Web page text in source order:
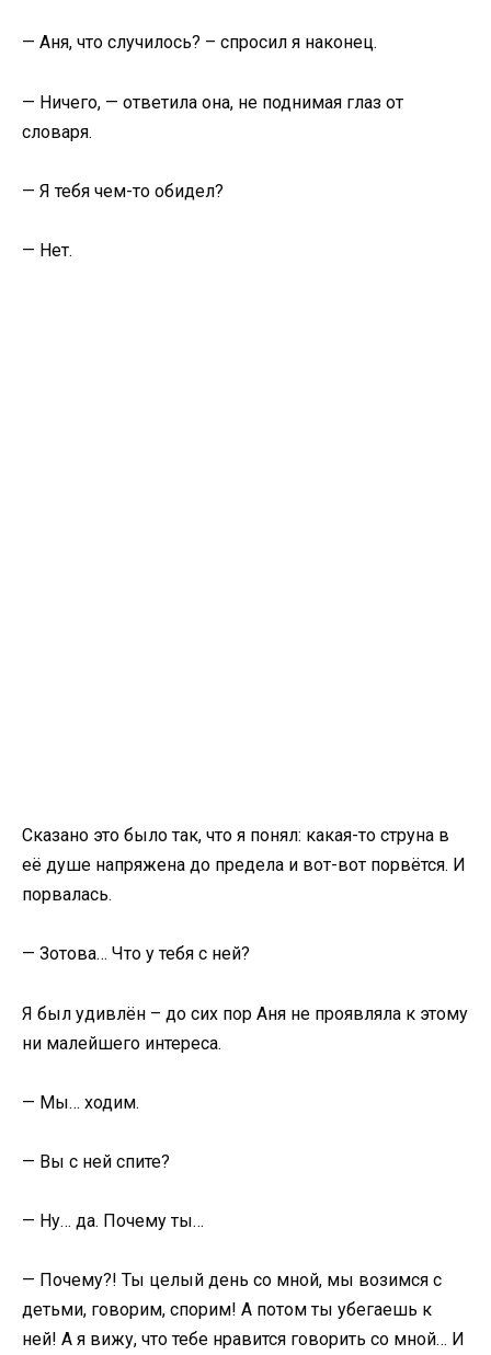
— Аня, что случилось? – спросил я наконец.
— Ничего, — ответила она, не поднимая глаз от
словаря.
— Я тебя чем-то обидел?
— Нет.
Сказано это было так, что я понял: какая-то струна в
её душе напряжена до предела и вот-вот порвётся. И
порвалась.
— Зотова… Что у тебя с ней?
Я был удивлён – до сих пор Аня не проявляла к этому
ни малейшего интереса.
— Мы… ходим.
— Вы с ней спите?
— Ну… да. Почему ты…
— Почему?! Ты целый день со мной, мы возимся с
детьми, говорим, спорим! А потом ты убегаешь к
ней! А я вижу, что тебе нравится говорить со мной… И